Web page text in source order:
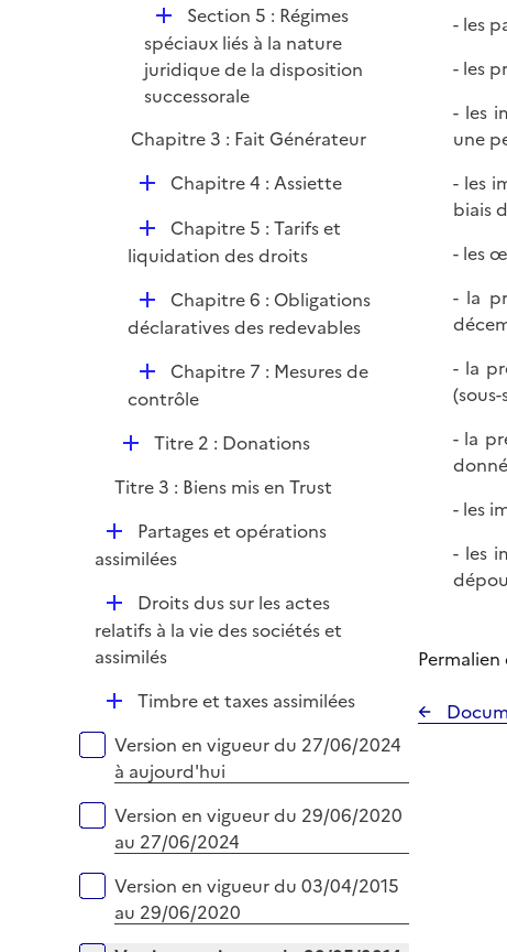
D
é
p
l
e
r
Section 5 : Régimes
spéciaux liés à la nature
juridique de la disposition
successorale
Chapitre 3 : Fait Générateur
D
l
e
r
Chapitre 4 : Assiette
D
é
i
Chapitre 5 : Tarifs et
liquidation des droits
D
é
i
e
r
Chapitre 6 : Obligations
déclaratives des redevables
D
é
l
i
e
r
Chapitre 7 : Mesures de
contrôle
D
p
l
i
e
r
Titre 2 : Donations
Titre 3 : Biens mis en Trust
D
é
i
e
Partages et opérations
assimilées
D
é
p
e
r
Droits dus sur les actes
relatifs à la vie des sociétés et
assimilés
D
p
l
i
r
Timbre et taxes assimilées
Versions sur la période
Version en vigueur du 27/06/2024
à aujourd'hui
Version en vigueur du 29/06/2020
au 27/06/2024
Version en vigueur du 03/04/2015
au 29/06/2020
- les
- les
- les
une
- les
biais
- les
- la
- la
- la
- les
- les